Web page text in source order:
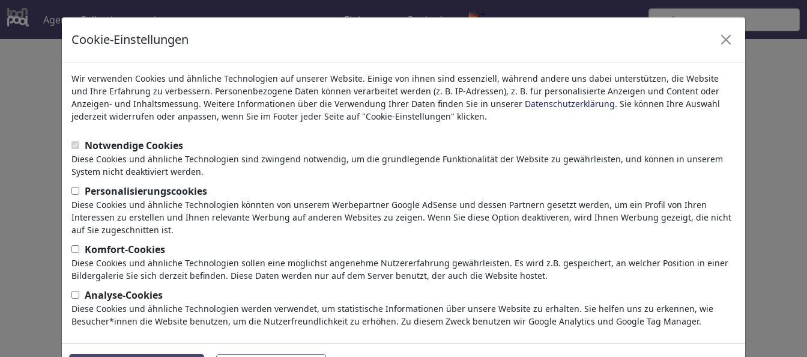
Agent Collections mehr Einloggen Registrieren
Welcome totoonpool.com,
world's largest community for cartoons, caricatures and fun drawings.
Browse413894 artworks,
Cartoons»Neue Cartoons
& Web
HighRes-Download
sofort
täglich aktualisiert
Cookie-Einstellungen
Wir verwenden Cookies und ähnliche Technologien auf unserer Website. Einige von ihnen sind essenziell, während andere uns dabei unterstützen, die Website
und Ihre Erfahrung zu verbessern. Personenbezogene Daten können verarbeitet werden (z. B. IP-Adressen), z. B. für personalisierte Anzeigen und Content oder
Anzeigen- und Inhaltsmessung. Weitere Informationen über die Verwendung Ihrer Daten finden Sie in unserer Datenschutzerklärung. Sie können Ihre Auswahl
jederzeit widerrufen oder anpassen, wenn Sie im Footer jeder Seite auf "Cookie-Einstellungen" klicken.
Notwendige Cookies
Diese Cookies und ähnliche Technologien sind zwingend notwendig, um die grundlegende Funktionalität der Website zu gewährleisten, und können in unserem
System nicht deaktiviert werden.
Personalisierungscookies
Diese Cookies und ähnliche Technologien könnten von unserem Werbepartner Google AdSense und dessen Partnern gesetzt werden, um ein Profil von Ihren
Interessen zu erstellen und Ihnen relevante Werbung auf anderen Websites zu zeigen. Wenn Sie diese Option deaktiveren, wird Ihnen Werbung gezeigt, die nicht
auf Sie zugeschnitten ist.
Komfort-Cookies
Diese Cookies und ähnliche Technologien sollen eine möglichst angenehme Nutzererfahrung gewährleisten. Es wird z.B. gespeichert, an welcher Position in einer
Bildergalerie Sie sich derzeit befinden. Diese Daten werden nur auf dem Server benutzt, der auch die Website hostet.
Analyse-Cookies
Diese Cookies und ähnliche Technologien werden verwendet, um statistische Informationen über unsere Website zu erhalten. Sie helfen uns zu erkennen, wie
Besucher*innen die Website benutzen, um die Nutzerfreundlichkeit zu erhöhen. Zu diesem Zweck benutzen wir Google Analytics und Google Tag Manager.